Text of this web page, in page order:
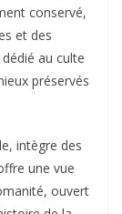
conservé,
et des
au culte
préservés
intègre des
une vue
ouvert